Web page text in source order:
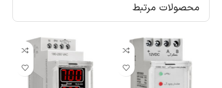
محصولات مرتبط